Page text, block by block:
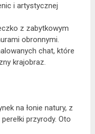
i artystycznej
z zabytkowym
obronnymi.
chat, które
krajobraz.
na łonie natury, z
przyrody. Oto